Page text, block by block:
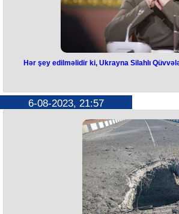
Silahlı Qüvvələri
gəlsin -
"Ukraynanın hava qalxanı bütün
verəcək
Bunu Ukrayna Prezidenti
Onun sözlərinə görə, təkcə bu həftə
65 müxtəlif raketdən, 178 hücum pilotsuz
onlardan 87-si
"Əhəmiyyətli bir hissəsi məhv edilib.
Ukrayna Silahlı Qüvvələri
Hər şey edilməlidir ki, Ukrayna Silahlı
6-08-2023, 21:57